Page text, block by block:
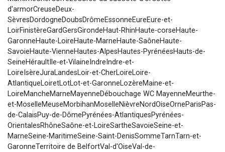
d'armorCreuseDeux-
SèvresDordogneDoubsDrômeEssonneEureEure-et-
LoirFinistèreGardGersGirondeHaut-RhinHaute-corseHaute-
GaronneHaute-LoireHaute-MarneHaute-SaôneHaute-
SavoieHaute-VienneHautes-AlpesHautes-PyrénéesHauts-de-
SeineHéraultIle-et-VilaineIndreIndre-et-
LoireIsèreJuraLandesLoir-et-CherLoireLoire-
AtlantiqueLoiretLotLot-et-GaronneLozèreMaine-et-
LoireMancheMarneMayenneDébouchage WC MayenneMeurthe-
et-MoselleMeuseMorbihanMoselleNièvreNordOiseOrneParisPas-
de-CalaisPuy-de-DômePyrénées-AtlantiquesPyrénées-
OrientalesRhôneSaône-et-LoireSartheSavoieSeine-et-
MarneSeine-MaritimeSeine-Saint-DenisSommeTarnTarn-et-
GaronneTerritoire de BelfortVal-d'OiseVal-de-